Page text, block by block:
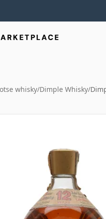
whisky/Dimple Whisky/